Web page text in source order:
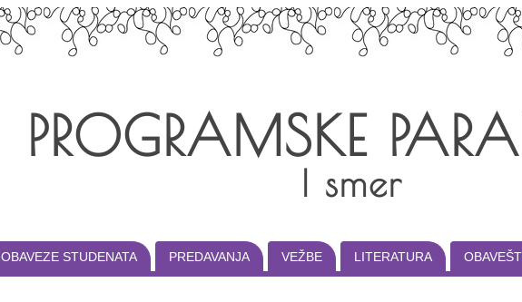
PROGRAMSKE
I smer
OBAVEZE STUDENATA PREDAVANJA VEŽBE LITERATURA